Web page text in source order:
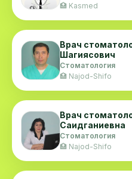
🏥 Kasmed
Врач
Шагиясович
Стоматология
🏥 Najod-Shifo
Врач
Саидганиевна
Стоматология
🏥 Najod-Shifo